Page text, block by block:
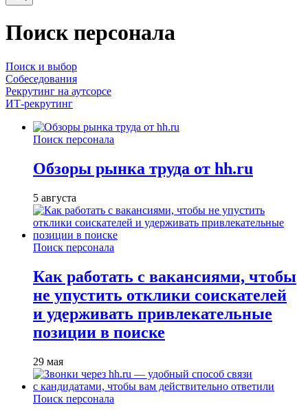
Поиск персонала
Поиск и выбор
Собеседования
Рекрутинг на аутсорсе
ИТ-рекрутинг
Поиск персонала
Обзоры рынка труда от hh.ru
5 августа
Поиск персонала
Как работать с вакансиями, чтобы
не упустить отклики соискателей
и удерживать привлекательные
позиции в поиске
29 мая
Поиск персонала